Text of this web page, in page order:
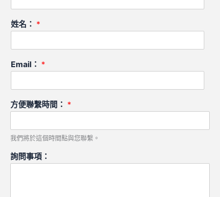
姓名： *
Email： *
方便聯繫時間： *
我們將於這個時間點與您聯繫。
詢問事項：